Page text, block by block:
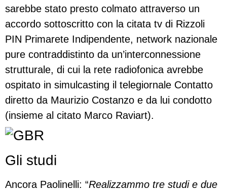
sarebbe stato presto colmato attraverso un
accordo sottoscritto con la citata tv di Rizzoli
PIN Primarete Indipendente, network nazionale
pure contraddistinto da un’interconnessione
strutturale, di cui la rete radiofonica avrebbe
ospitato in simulcasting il telegiornale Contatto
diretto da Maurizio Costanzo e da lui condotto
(insieme al citato Marco Raviart).
Gli studi
Ancora Paolinelli: “Realizzammo tre studi e due